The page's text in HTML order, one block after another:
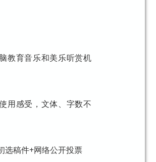
教育音乐和美乐听赏机
用感受，文体、字数不
选稿件+网络公开投票